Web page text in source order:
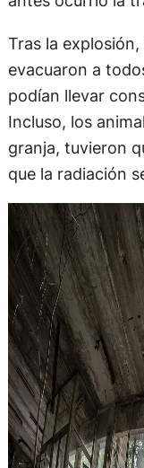
Tras la
evacuaron a
podían llevar
Incluso, los
granja, tuvieron
que la radiación